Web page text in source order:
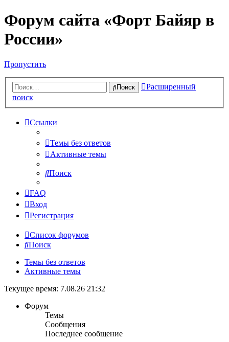
Форум сайта «Форт Байяр в
России»
Пропустить
Поиск
Расширенный
поиск
Ссылки
Темы без ответов
Активные темы
Поиск
FAQ
Вход
Регистрация
Список форумов
Поиск
Темы без ответов
Активные темы
Текущее время: 7.08.26 21:32
Форум
Темы
Сообщения
Последнее сообщение